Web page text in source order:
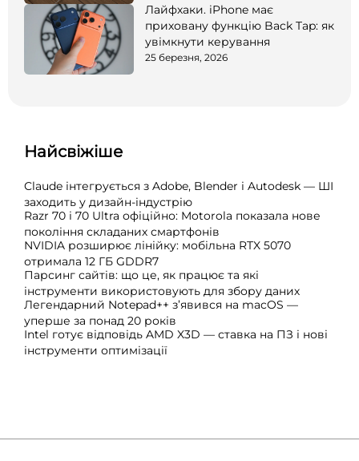
Лайфхаки. iPhone має
приховану функцію Back Tap: як
увімкнути керування
25 березня, 2026
Найсвіжіше
Claude інтегрується з Adobe, Blender і Autodesk — ШІ
заходить у дизайн-індустрію
Razr 70 і 70 Ultra офіційно: Motorola показала нове
покоління складаних смартфонів
NVIDIA розширює лінійку: мобільна RTX 5070
отримала 12 ГБ GDDR7
Парсинг сайтів: що це, як працює та які
інструменти використовують для збору даних
Легендарний Notepad++ з’явився на macOS —
уперше за понад 20 років
Intel готує відповідь AMD X3D — ставка на ПЗ і нові
інструменти оптимізації